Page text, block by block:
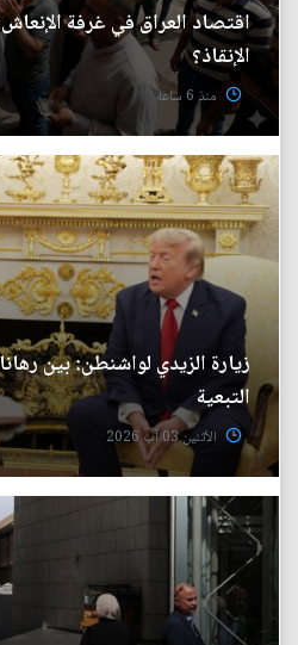
اقتصاد العراق في غرفة
الإنقاذ؟
منذ 6 ساعة
زيارة الزيدي لواشنطن: بين
التبعية
الأثنين 03 آب 2026